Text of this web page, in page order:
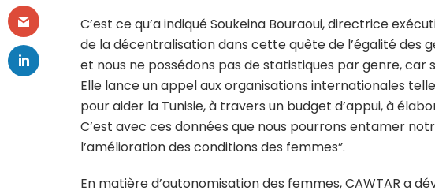
C’est ce qu’a indiqué Soukeina Bouraoui, directrice
de la décentralisation dans cette quête de l’égalité des
et nous ne possédons pas de statistiques par genre, car
Elle lance un appel aux organisations internationales
pour aider la Tunisie, à travers un budget d’appui, à
C’est avec ces données que nous pourrons entamer
l’amélioration des conditions des femmes”.
En matière d’autonomisation des femmes, CAWTAR a